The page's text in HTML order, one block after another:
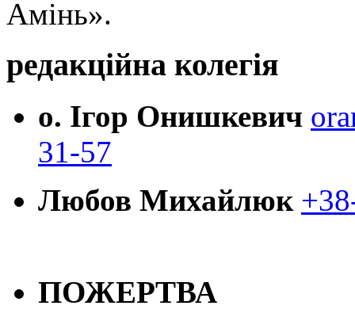
Амінь».
редакційна колегія
о. Ігор Онишкевич
31-57
Любов Михайлюк
ПОЖЕРТВА